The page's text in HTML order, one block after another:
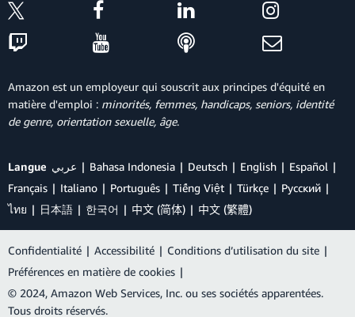
Amazon est un employeur qui souscrit aux principes d'équité en
matière d'emploi : minorités, femmes, handicaps, seniors, identité
de genre, orientation sexuelle, âge.
Langue عربي Bahasa Indonesia Deutsch English
Español
Français
Italiano Português Tiếng Việt Türkçe
Ρусский
ไทย
日本語 한국어 中文 (简体) 中文 (繁體)
Confidentialité | Accessibilité | Conditions d’utilisation du site |
Préférences en matière de cookies |
© 2024, Amazon Web Services, Inc. ou ses sociétés apparentées.
Tous droits réservés.